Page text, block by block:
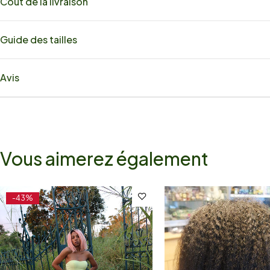
Guide des tailles
Avis
Vous aimerez également
-43%